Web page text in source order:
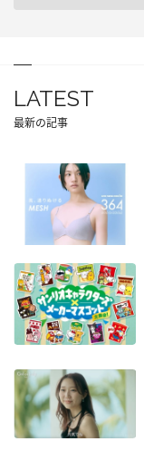
LATEST
最新の記事